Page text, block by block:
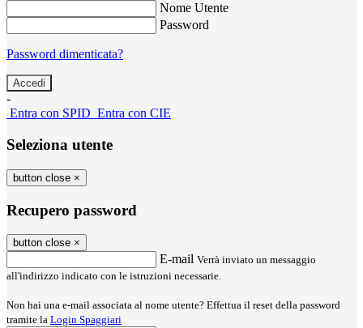
Nome Utente
Password
Password dimenticata?
-
Entra con SPID Entra con CIE
Seleziona utente
button close ×
Recupero password
button close ×
E-mail Verrà inviato un messaggio
all'indirizzo indicato con le istruzioni necessarie.
Non hai una e-mail associata al nome utente? Effettua il reset della password
tramite la Login Spaggiari